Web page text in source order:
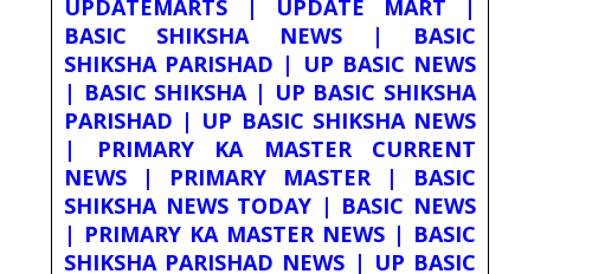
UPDATEMARTS | UPDATE MART |
BASIC SHIKSHA NEWS | BASIC
SHIKSHA PARISHAD | UP BASIC NEWS
| BASIC SHIKSHA | UP BASIC SHIKSHA
PARISHAD | UP BASIC SHIKSHA NEWS
| PRIMARY KA MASTER CURRENT
NEWS | PRIMARY MASTER | BASIC
SHIKSHA NEWS TODAY | BASIC NEWS
| PRIMARY KA MASTER NEWS | BASIC
SHIKSHA PARISHAD NEWS | UP BASIC